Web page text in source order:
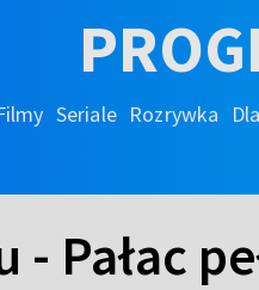
Seriale Rozrywka
Pałac